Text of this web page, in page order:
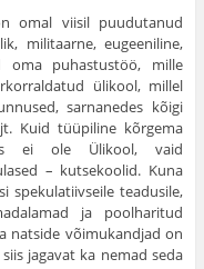
omal viisil puudutanud
militaarne, eugeeniline,
oma puhastustöö, mille
ülikool, millel
sarna­nedes kõigi
Kuid tüüpiline kõrgema
ei ole Ülikool, vaid
– kutsekoolid. Kuna
spekulatiivseile teadusile,
ja pool­haritud
natside võimukandjad on
jagavat ka nemad seda